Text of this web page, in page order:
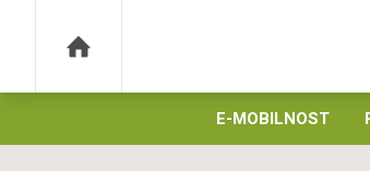
E-MOBILNOST